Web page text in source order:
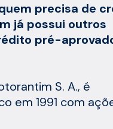
precisa de
já possui outros
pré-
S. A., é
em 1991 com